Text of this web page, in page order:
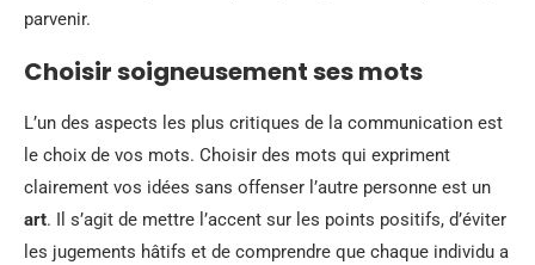
parvenir.
Choisir soigneusement ses mots
L’un des aspects les plus critiques de la communication est
le choix de vos mots. Choisir des mots qui expriment
clairement vos idées sans offenser l’autre personne est un
art. Il s’agit de mettre l’accent sur les points positifs, d’éviter
les jugements hâtifs et de comprendre que chaque individu a